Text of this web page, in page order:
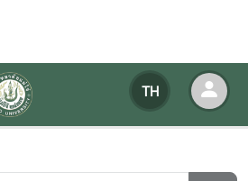
TH
ของหน่วยงาน
น่วยงาน